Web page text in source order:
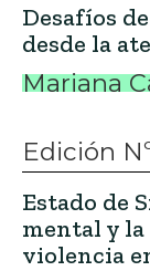
Desafíos
desde la
Mariana
Edición
Estado de
mental y
violencia